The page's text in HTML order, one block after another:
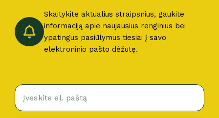
Skaitykite aktualius straipsnius, gaukite
informaciją apie naujausius renginius bei
ypatingus pasiūlymus tiesiai į savo
elektroninio pašto dėžutę.